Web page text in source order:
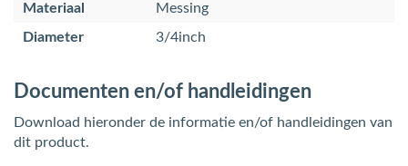
Materiaal
Messing
Diameter
3/4inch
Documenten en/of handleidingen
Download hieronder de informatie en/of handleidingen van
dit product.